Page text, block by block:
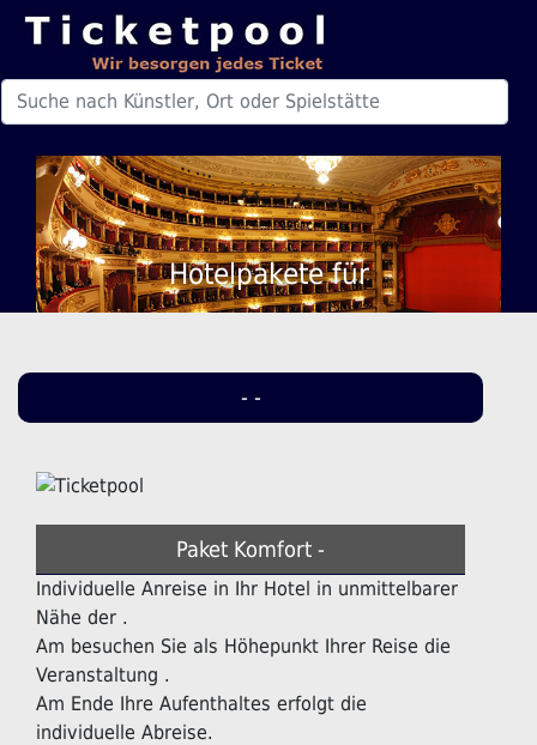
Hotelpakete für
- -
Paket Komfort -
Individuelle Anreise in Ihr Hotel in unmittelbarer
Nähe der .
Am besuchen Sie als Höhepunkt Ihrer Reise die
Veranstaltung .
Am Ende Ihre Aufenthaltes erfolgt die
individuelle Abreise.